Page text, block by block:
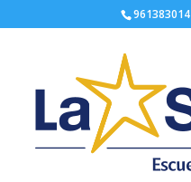
961383014